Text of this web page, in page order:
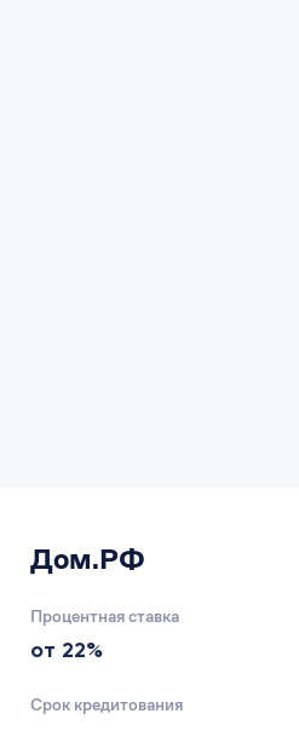
Дом.РФ
Процентная ставка
от 22%
Срок кредитования